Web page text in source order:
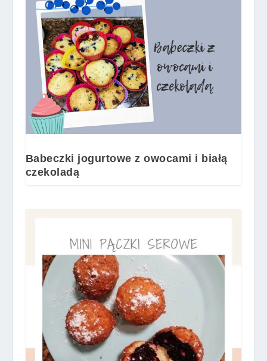
Babeczki jogurtowe z owocami i białą
czekoladą